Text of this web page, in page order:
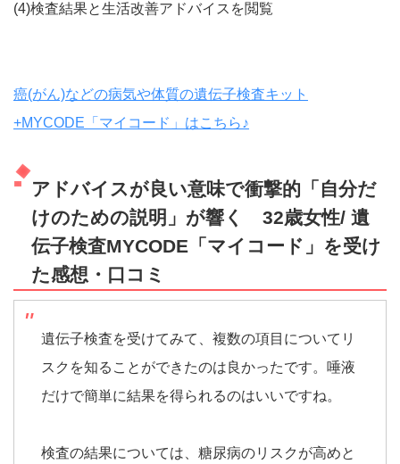
(4)検査結果と生活改善アドバイスを閲覧
癌(がん)などの病気や体質の遺伝子検査キット
+MYCODE「マイコード」はこちら♪
アドバイスが良い意味で衝撃的「自分だ
けのための説明」が響く 32歳女性/ 遺
伝子検査MYCODE「マイコード」を受け
た感想・口コミ
遺伝子検査を受けてみて、複数の項目についてリ
スクを知ることができたのは良かったです。唾液
だけで簡単に結果を得られるのはいいですね。
検査の結果については、糖尿病のリスクが高めと